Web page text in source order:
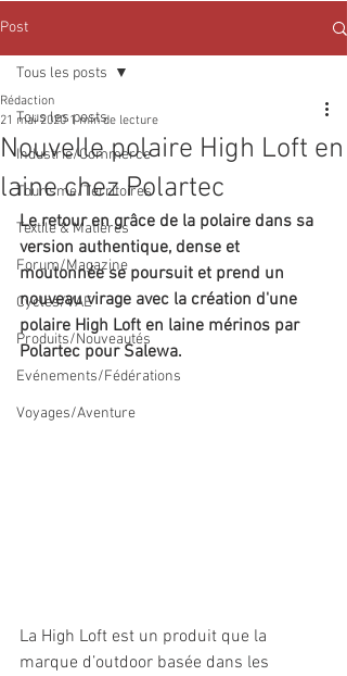
Post
Tous les posts
Industrie/Commerce
Tourisme/Territoires
Textile & Matières
Forum/Magazine
Cycles/VAE
Produits/Nouveautés
Evénements/Fédérations
Voyages/Aventure
Tous les posts
Nouvelle polaire High Loft en
laine chez Polartec
Rédaction
21 mai 2020 1 min de lecture
Le retour en grâce de la polaire dans sa
version authentique, dense et
moutonnée se poursuit et prend un
nouveau virage avec la création d'une
polaire High Loft en laine mérinos par
Polartec pour Salewa.
La High Loft est un produit que la
marque d’outdoor basée dans les